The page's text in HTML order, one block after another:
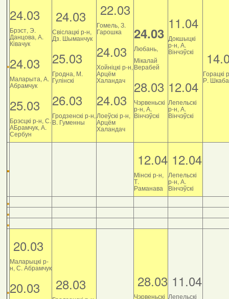
24.03
Брэст, Э.
Данцова, А.
Ківачук
24.03
Маларыта, А.
Абрамчук
25.03
Брэсцкі р-н, С.
АБрамчук, А.
Сербун
24.03
Свіслацкі р-н,
Дз. Шыманчук
25.03
Гродна, М.
Гулінскі
26.03
Гродзенскі р-н,
В. Гуменны
22.03
Гомель, З.
Гарошка
24.03
Хойніцкі р-н,
Арцём
Халандач
24.03
Лоеўскі р-н,
Арцём
Халандач
24.03
Любань,
Мікалай
Верабей
28.03
Чэрвеньскі
р-н, А.
Вінчэўскі
11.04
Докшыцкі
р-н, А.
Вінчэўскі
12.04
Лепельскі
р-н, А.
Вінчэўскі
Горацкі
Р.
12.04
Мінскі р-н,
Т.
Раманава
12.04
Лепельскі
р-н, А.
Вінчэўскі
20.03
Маларыцкі р-
н, С. Абрамчук
20.03 28.03 28.03
Чэрвеньскі
11.04
Лепельскі